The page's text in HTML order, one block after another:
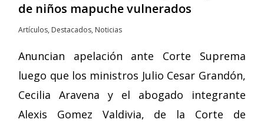
de niños mapuche vulnerados
Artículos, Destacados, Noticias
Anuncian apelación ante Corte Suprema
luego que los ministros Julio Cesar Grandón,
Cecilia Aravena y el abogado integrante
Alexis Gomez Valdivia, de la Corte de